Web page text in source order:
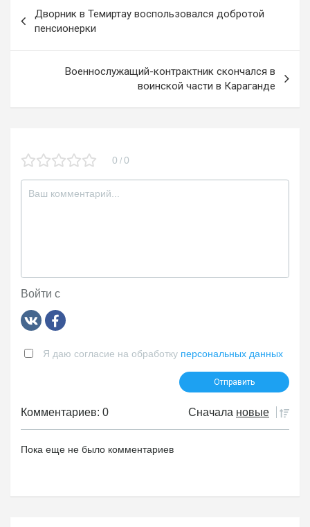
o
k
m
ss
ni
ki
по
записям
Дворник в Темиртау воспользовался добротой
пенсионерки
Военнослужащий-контрактник скончался в
воинской части в Караганде
0 / 0
Войти с
Я даю согласие на обработку персональных данных
Комментариев: 0 Сначала новые
Пока еще не было комментариев